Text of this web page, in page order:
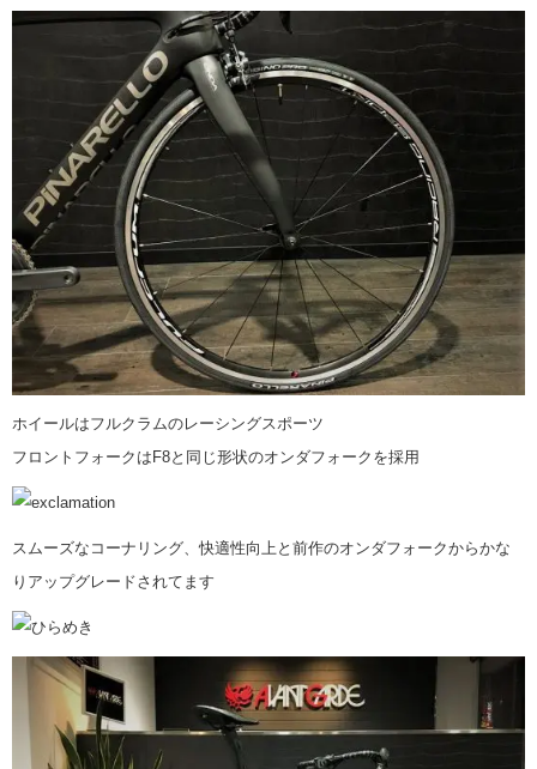
ホイールはフルクラムのレーシングスポーツ
フロントフォークはF8と同じ形状のオンダフォークを採用
スムーズなコーナリング、快適性向上と前作のオンダフォークからかな
りアップグレードされてます